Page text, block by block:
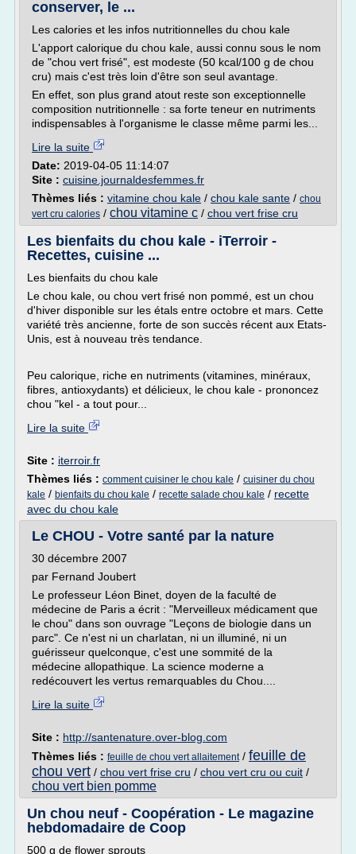
conserver, le ...
Les calories et les infos nutritionnelles du chou kale
L'apport calorique du chou kale, aussi connu sous le nom
de "chou vert frisé", est modeste (50 kcal/100 g de chou
cru) mais c'est très loin d'être son seul avantage.
En effet, son plus grand atout reste son exceptionnelle
composition nutritionnelle : sa forte teneur en nutriments
indispensables à l'organisme le classe même parmi les...
Lire la suite
Date: 2019-04-05 11:14:07
Site : cuisine.journaldesfemmes.fr
Thèmes liés : vitamine chou kale / chou kale sante / chou
vert cru calories / chou vitamine c / chou vert frise cru
Les bienfaits du chou kale - iTerroir -
Recettes, cuisine ...
Les bienfaits du chou kale
Le chou kale, ou chou vert frisé non pommé, est un chou
d'hiver disponible sur les étals entre octobre et mars. Cette
variété très ancienne, forte de son succès récent aux Etats-
Unis, est à nouveau très tendance.
Peu calorique, riche en nutriments (vitamines, minéraux,
fibres, antioxydants) et délicieux, le chou kale - prononcez
chou "kel - a tout pour...
Lire la suite
Site : iterroir.fr
Thèmes liés : comment cuisiner le chou kale / cuisiner du chou
kale / bienfaits du chou kale / recette salade chou kale / recette
avec du chou kale
Le CHOU - Votre santé par la nature
30 décembre 2007
par Fernand Joubert
Le professeur Léon Binet, doyen de la faculté de
médecine de Paris a écrit : "Merveilleux médicament que
le chou" dans son ouvrage "Leçons de biologie dans un
parc". Ce n'est ni un charlatan, ni un illuminé, ni un
guérisseur quelconque, c'est une sommité de la
médecine allopathique. La science moderne a
redécouvert les vertus remarquables du Chou....
Lire la suite
Site : http://santenature.over-blog.com
Thèmes liés : feuille de chou vert allaitement/ feuille de
chou vert / chou vert frise cru / chou vert cru ou cuit /
chou vert bien pomme
Un chou neuf - Coopération - Le magazine
hebdomadaire de Coop
500 g de flower sprouts